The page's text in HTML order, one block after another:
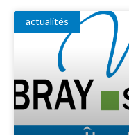
actualités